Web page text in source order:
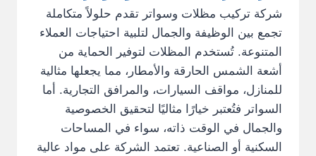
شركة تركيب مظلات وسواتر تقدم حلولاً متكاملة
تجمع بين الوظيفة والجمال لتلبية احتياجات العملاء
المتنوعة. تُستخدم المظلات لتوفير الحماية من
أشعة الشمس الحارقة والأمطار، مما يجعلها مثالية
للمنازل، مواقف السيارات، والمرافق التجارية. أما
السواتر فتُعتبر خيارًا مثاليًا لتحقيق الخصوصية
والجمال في الوقت ذاته، سواء في المساحات
السكنية أو الصناعية. تعتمد الشركة على مواد عالية